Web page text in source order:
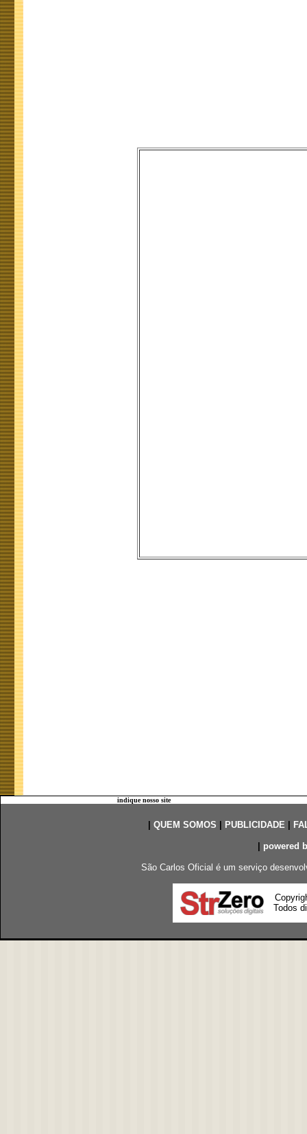
indique nosso site
QUEM SOMOS PUBLICIDADE|
powered
São Carlos Oficial é um serviço
Todos